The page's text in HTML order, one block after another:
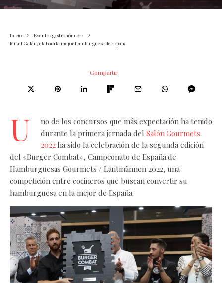
Inicio
Eventos gastronómicos
Mikel Galán, elabora la mejor hamburguesa de España
Compartir
U
no de los concursos que más expectación ha tenido
durante la primera jornada del Salón Gourmets
2022 ha sido la celebración de la segunda edición
del «Burger Combat», Campeonato de España de
Hamburguesas Gourmets / Lantmännen 2022, una
competición entre cocineros que buscan convertir su
hamburguesa en la mejor de España.